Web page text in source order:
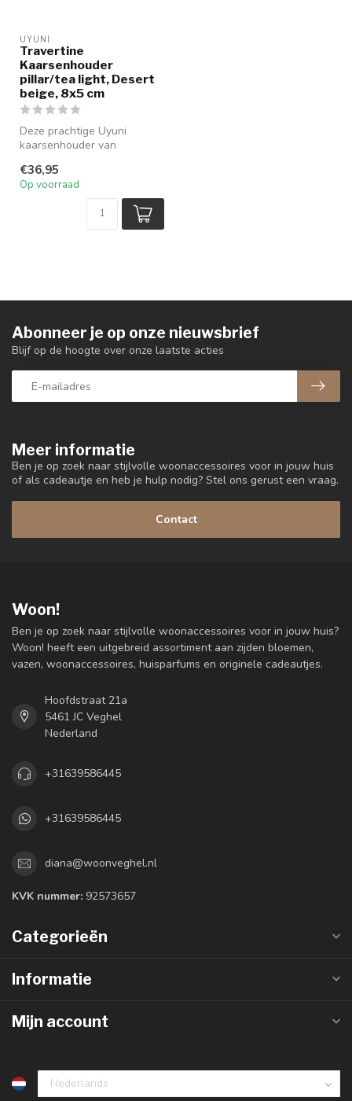
UYUNI
Travertine
Kaarsenhouder
pillar/tea light, Desert
beige, 8x5 cm
Deze prachtige Uyuni
kaarsenhouder van
pronkstuk voor op ...
€36,95
Op voorraad
Meer informatie
Ben je op zoek naar stijlvolle woonaccessoires voor in jouw huis
of als cadeautje en heb je hulp nodig? Stel ons gerust een vraag.
Contact
Abonneer je op onze nieuwsbrief
Blijf op de hoogte over onze laatste acties
Woon!
Ben je op zoek naar stijlvolle woonaccessoires voor in jouw huis?
Woon! heeft een uitgebreid assortiment aan zijden bloemen,
vazen, woonaccessoires, huisparfums en originele cadeautjes.
Hoofdstraat 21a
5461 JC Veghel
Nederland
+31639586445
+31639586445
diana@woonveghel.nl
KVK nummer: 92573657
Categorieën
Informatie
Mijn account